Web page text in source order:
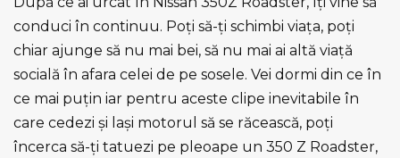
conduci în continuu. Poţi să-ţi schimbi viaţa, poţi
chiar ajunge să nu mai bei, să nu mai ai altă viaţă
socială în afara celei de pe sosele. Vei dormi din ce în
ce mai puţin iar pentru aceste clipe inevitabile în
care cedezi şi laşi motorul să se răcească, poţi
încerca să-ţi tatuezi pe pleoape un 350 Z Roadster,